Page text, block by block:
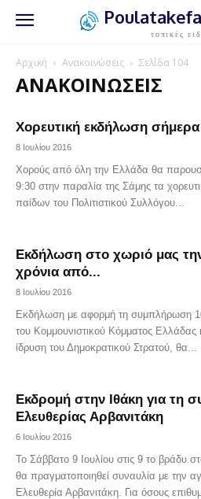
τοπικές
Αρχική Ανακοινώσεις Σελίδα 104
ΑΝΑΚΟΙΝΏΣΕΙΣ
Χορευτική εκδήλωση
8 Ιουλίου 2016
Χορούς από όλη την Ελλάδα θα
9:30 στην παραλία της Σάμης τα
παίδων του Πολιτιστικού Συλλόγου...
Εκδήλωση στο χωριό μας
χρόνια από...
8 Ιουλίου 2016
Εκδήλωση με αφορμή τη συμπλήρωση
του Κομμουνιστικού Κόμματος
ίδρυση του Δημοκρατικού Στρατού, θα...
Εκδρομή στην Ιθάκη για τη
Ελευθερίας Αρβανιτάκη
6 Ιουλίου 2016
​​Το Σάββατο 9 Ιουλίου στις 9 το βράδυ
θα πραγματοποιηθεί συναυλία με την
Ελευθερία Αρβανιτάκη. Για όσους